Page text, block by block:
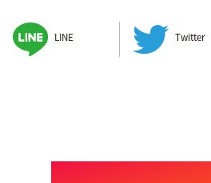
LINE Twitter